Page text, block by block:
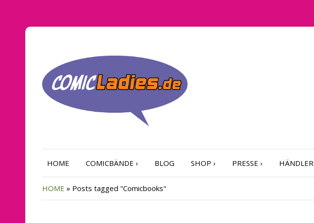
HOME COMICBÄNDE › BLOG SHOP › PRESSE › HÄNDLER
HOME » Posts tagged "Comicbooks"